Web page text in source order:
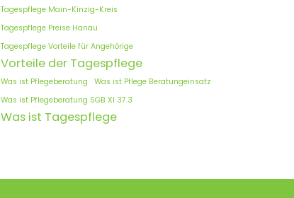
Tagespflege Main-Kinzig-Kreis
Tagespflege Preise Hanau
Tagespflege Vorteile für Angehörige
Vorteile der Tagespflege
Was ist Pflegeberatung
Was ist Pflege Beratungeinsatz
Was ist Pflegeberatung SGB XI 37.3
Was ist Tagespflege